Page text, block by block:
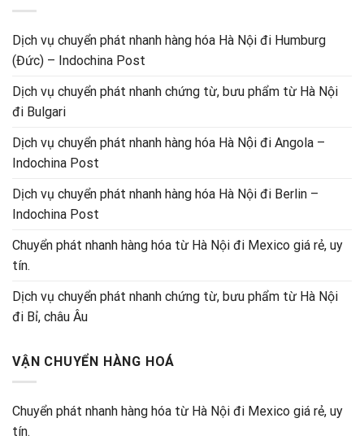
Dịch vụ chuyển phát nhanh hàng hóa Hà Nội đi Humburg
(Đức) – Indochina Post
Dịch vụ chuyển phát nhanh chứng từ, bưu phẩm từ Hà Nội
đi Bulgari
Dịch vụ chuyển phát nhanh hàng hóa Hà Nội đi Angola –
Indochina Post
Dịch vụ chuyển phát nhanh hàng hóa Hà Nội đi Berlin –
Indochina Post
Chuyển phát nhanh hàng hóa từ Hà Nội đi Mexico giá rẻ, uy
tín.
Dịch vụ chuyển phát nhanh chứng từ, bưu phẩm từ Hà Nội
đi Bỉ, châu Âu
VẬN CHUYỂN HÀNG HOÁ
Chuyển phát nhanh hàng hóa từ Hà Nội đi Mexico giá rẻ, uy
tín.